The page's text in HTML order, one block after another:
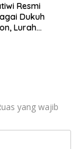
Resmi
Dukuh
Lurah
yang wajib